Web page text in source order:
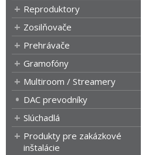
Reproduktory
Zosilňovače
Prehrávače
Gramofóny
Multiroom / Streamery
DAC prevodníky
Slúchadlá
Produkty pre zakázkové
inštalácie